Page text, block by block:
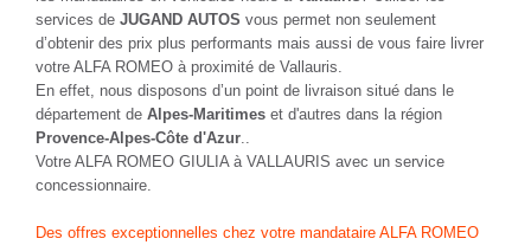
services de JUGAND AUTOS vous permet non seulement
d’obtenir des prix plus performants mais aussi de vous faire livrer
votre ALFA ROMEO à proximité de Vallauris.
En effet, nous disposons d’un point de livraison situé dans le
département de Alpes-Maritimes et d'autres dans la région
Provence-Alpes-Côte d'Azur
Votre ALFA ROMEO GIULIA à VALLAURIS avec un service
concessionnaire.
Des offres exceptionnelles chez votre mandataire ALFA ROMEO